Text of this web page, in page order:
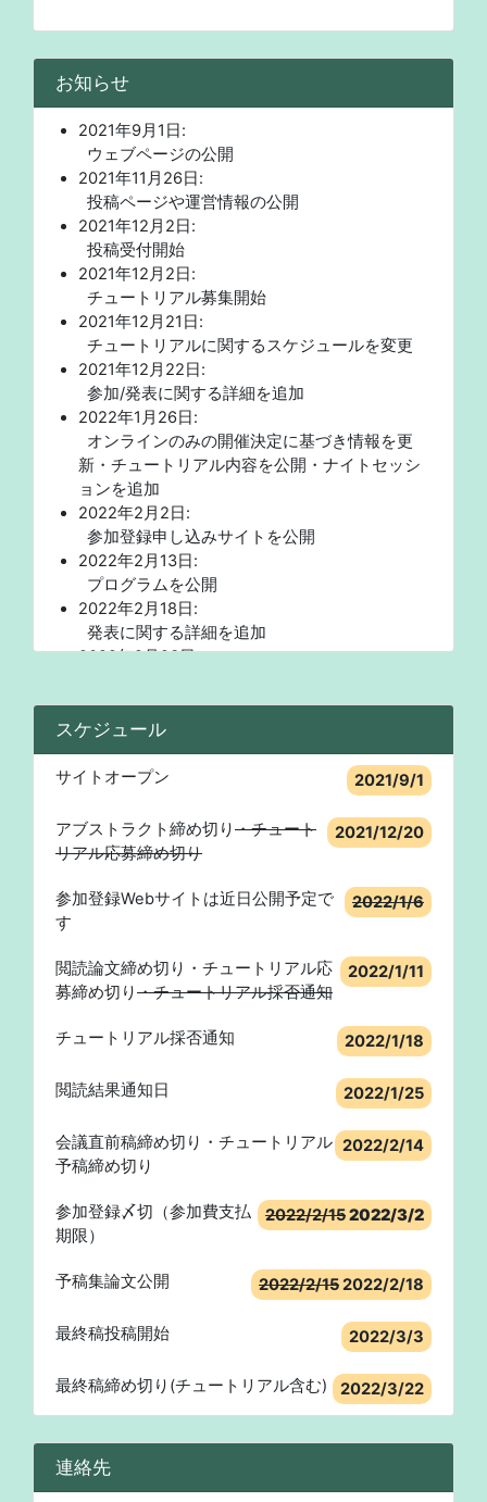
スケジュール
2021/9/1
サイトオープン
2021/12/20
アブストラクト締め切り・チュート
リアル応募締め切り
2022/1/6
参加登録Webサイトは近日公開予定で
す
2022/1/11
閲読論文締め切り・チュートリアル応
募締め切り・チュートリアル採否通知
2022/1/18
チュートリアル採否通知
2022/1/25
閲読結果通知日
2022/2/14
会議直前稿締め切り・チュートリアル
予稿締め切り
2022/2/152022/3/2
参加登録〆切（参加費支払
期限）
2022/2/152022/2/18
予稿集論文公開
2022/3/3
最終稿投稿開始
2022/3/22
最終稿締め切り(チュートリアル含む)
連絡先
お知らせ
2021年9月1日:
ウェブページの公開
2021年11月26日:
投稿ページや運営情報の公開
2021年12月2日:
投稿受付開始
2021年12月2日:
チュートリアル募集開始
2021年12月21日:
チュートリアルに関するスケジュールを変更
2021年12月22日:
参加/発表に関する詳細を追加
2022年1月26日:
オンラインのみの開催決定に基づき情報を更
新・チュートリアル内容を公開・ナイトセッシ
ョンを追加
2022年2月2日:
参加登録申し込みサイトを公開
2022年2月13日:
プログラムを公開
2022年2月18日:
発表に関する詳細を追加
2022年2月23日:
を追加
2022年2月24日:
スポンサーイベント一覧へのリンクを追加
2022年2月25日:
予稿集，操作マニュアル，バーチャル背景への
リンクを追加
2022年2月26日:
2022年3月2日:
学生プレゼンテーション賞受賞者を公開
スポンサー賞受賞者を公開
2022年3月14日:
2022年4月25日:
2022年5月27日:
論文賞，インタラクティブ賞の受賞者を公開